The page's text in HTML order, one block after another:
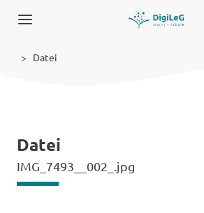
Datei
Datei
IMG_7493__002_.jpg